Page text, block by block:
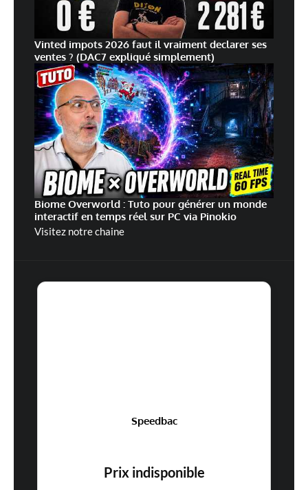
Vinted impots 2026 faut il vraiment declarer ses
ventes ? (DAC7 expliqué simplement)
Biome Overworld : Tuto pour générer un monde
interactif en temps réel sur PC via Pinokio
Visitez notre chaine
Speedbac
Prix indisponible